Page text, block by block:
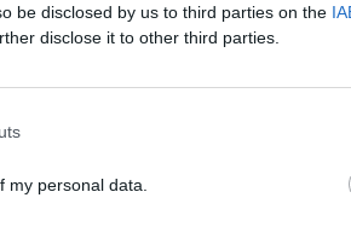
be disclosed by us to third parties on the
disclose it to other third parties.
personal data.
El Ple d’Amposta aprova amb els vots